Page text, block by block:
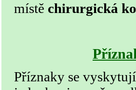
místě chirurgická
Příznaky se